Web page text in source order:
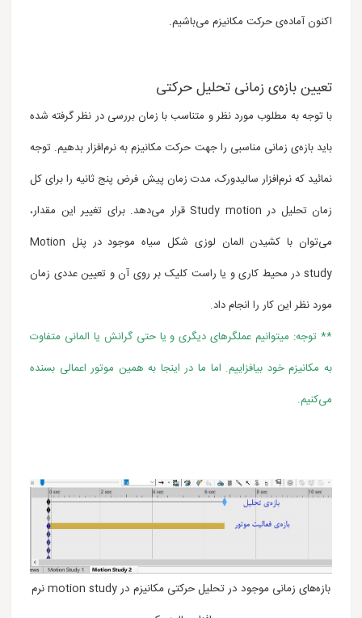
اکنون آماده‌ی حرکت مکانیزم می‌باشیم.
تعیین بازه‌ی زمانی تحلیل حرکتی
با توجه به مطلوب مورد نظر و متناسب با زمان بررسی در نظر گرفته شده
باید بازه‌ی زمانی مناسبی را جهت حرکت مکانیزم به نرم‌افزار بدهیم. توجه
نمائید که نرم‌افزار سالیدورک، مدت زمان پیش فرض پنج ثانیه را برای کل
زمان تحلیل در Study motion قرار می‌دهد. برای تغییر این مقدار،
می‌توان با کشیدن المان لوزی شکل سیاه موجود در پنل Motion
study در محیط کاری و یا راست کلیک بر روی آن و تعیین عددی زمان
مورد نظر این کار را انجام داد.
** توجه: می‎توانیم عملگرهای دیگری و یا حتی گرانش یا المانی متفاوت
به مکانیزم خود بیافزاییم. اما ما در اینجا به همین موتور اعمالی بسنده
می‌کنیم.
بازه‌های زمانی موجود در تحلیل حرکتی مکانیزم در motion study نرم